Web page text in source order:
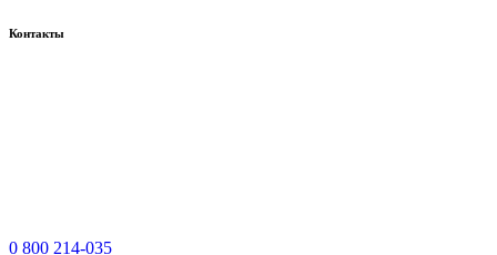
Контакты
0 800 214-035